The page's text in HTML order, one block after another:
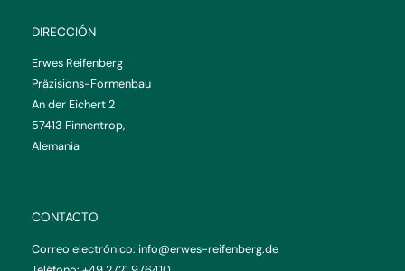
DIRECCIÓN
Erwes Reifenberg
Präzisions-Formenbau
An der Eichert 2
57413 Finnentrop,
Alemania
CONTACTO
Correo electrónico: info@erwes-reifenberg.de